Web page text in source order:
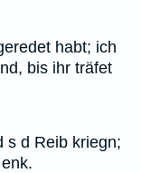
habt; ich
bis ihr träfet
s d Reib kriegn;